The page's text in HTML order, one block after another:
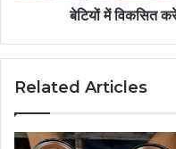
बेटियों में विकसित
Related Articles